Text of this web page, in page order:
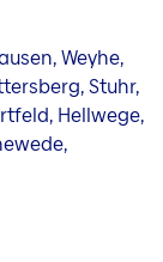
Weyhe,
Stuhr,
Hellwege,